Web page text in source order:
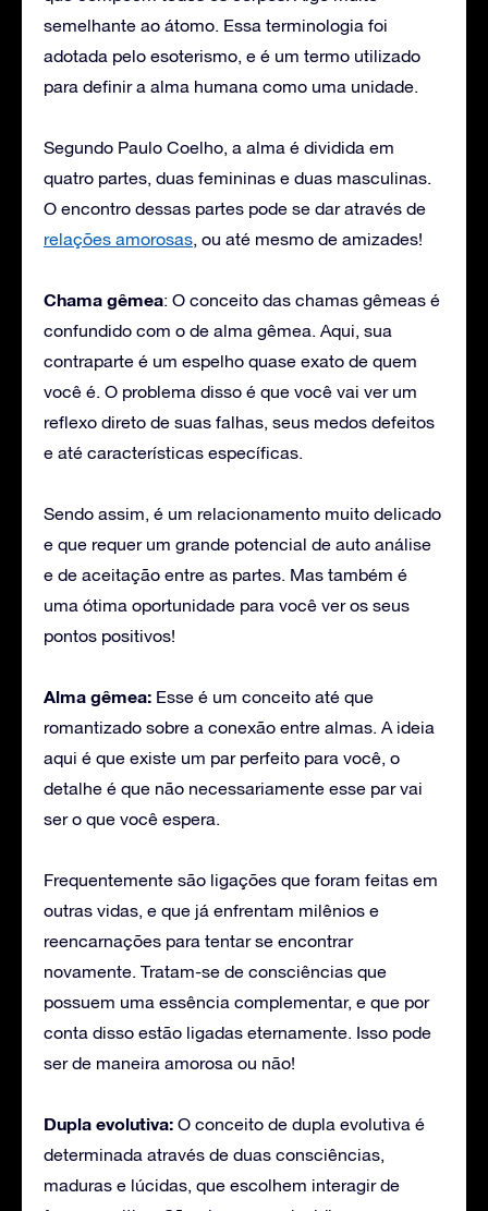
semelhante ao átomo. Essa terminologia foi
adotada pelo esoterismo, e é um termo utilizado
para definir a alma humana como uma unidade.
Segundo Paulo Coelho, a alma é dividida em
quatro partes, duas femininas e duas masculinas.
O encontro dessas partes pode se dar através de
relações amorosas, ou até mesmo de amizades!
Chama gêmea: O conceito das chamas gêmeas é
confundido com o de alma gêmea. Aqui, sua
contraparte é um espelho quase exato de quem
você é. O problema disso é que você vai ver um
reflexo direto de suas falhas, seus medos defeitos
e até características específicas.
Sendo assim, é um relacionamento muito delicado
e que requer um grande potencial de auto análise
e de aceitação entre as partes. Mas também é
uma ótima oportunidade para você ver os seus
pontos positivos!
Alma gêmea: Esse é um conceito até que
romantizado sobre a conexão entre almas. A ideia
aqui é que existe um par perfeito para você, o
detalhe é que não necessariamente esse par vai
ser o que você espera.
Frequentemente são ligações que foram feitas em
outras vidas, e que já enfrentam milênios e
reencarnações para tentar se encontrar
novamente. Tratam-se de consciências que
possuem uma essência complementar, e que por
conta disso estão ligadas eternamente. Isso pode
ser de maneira amorosa ou não!
Dupla evolutiva: O conceito de dupla evolutiva é
determinada através de duas consciências,
maduras e lúcidas, que escolhem interagir de